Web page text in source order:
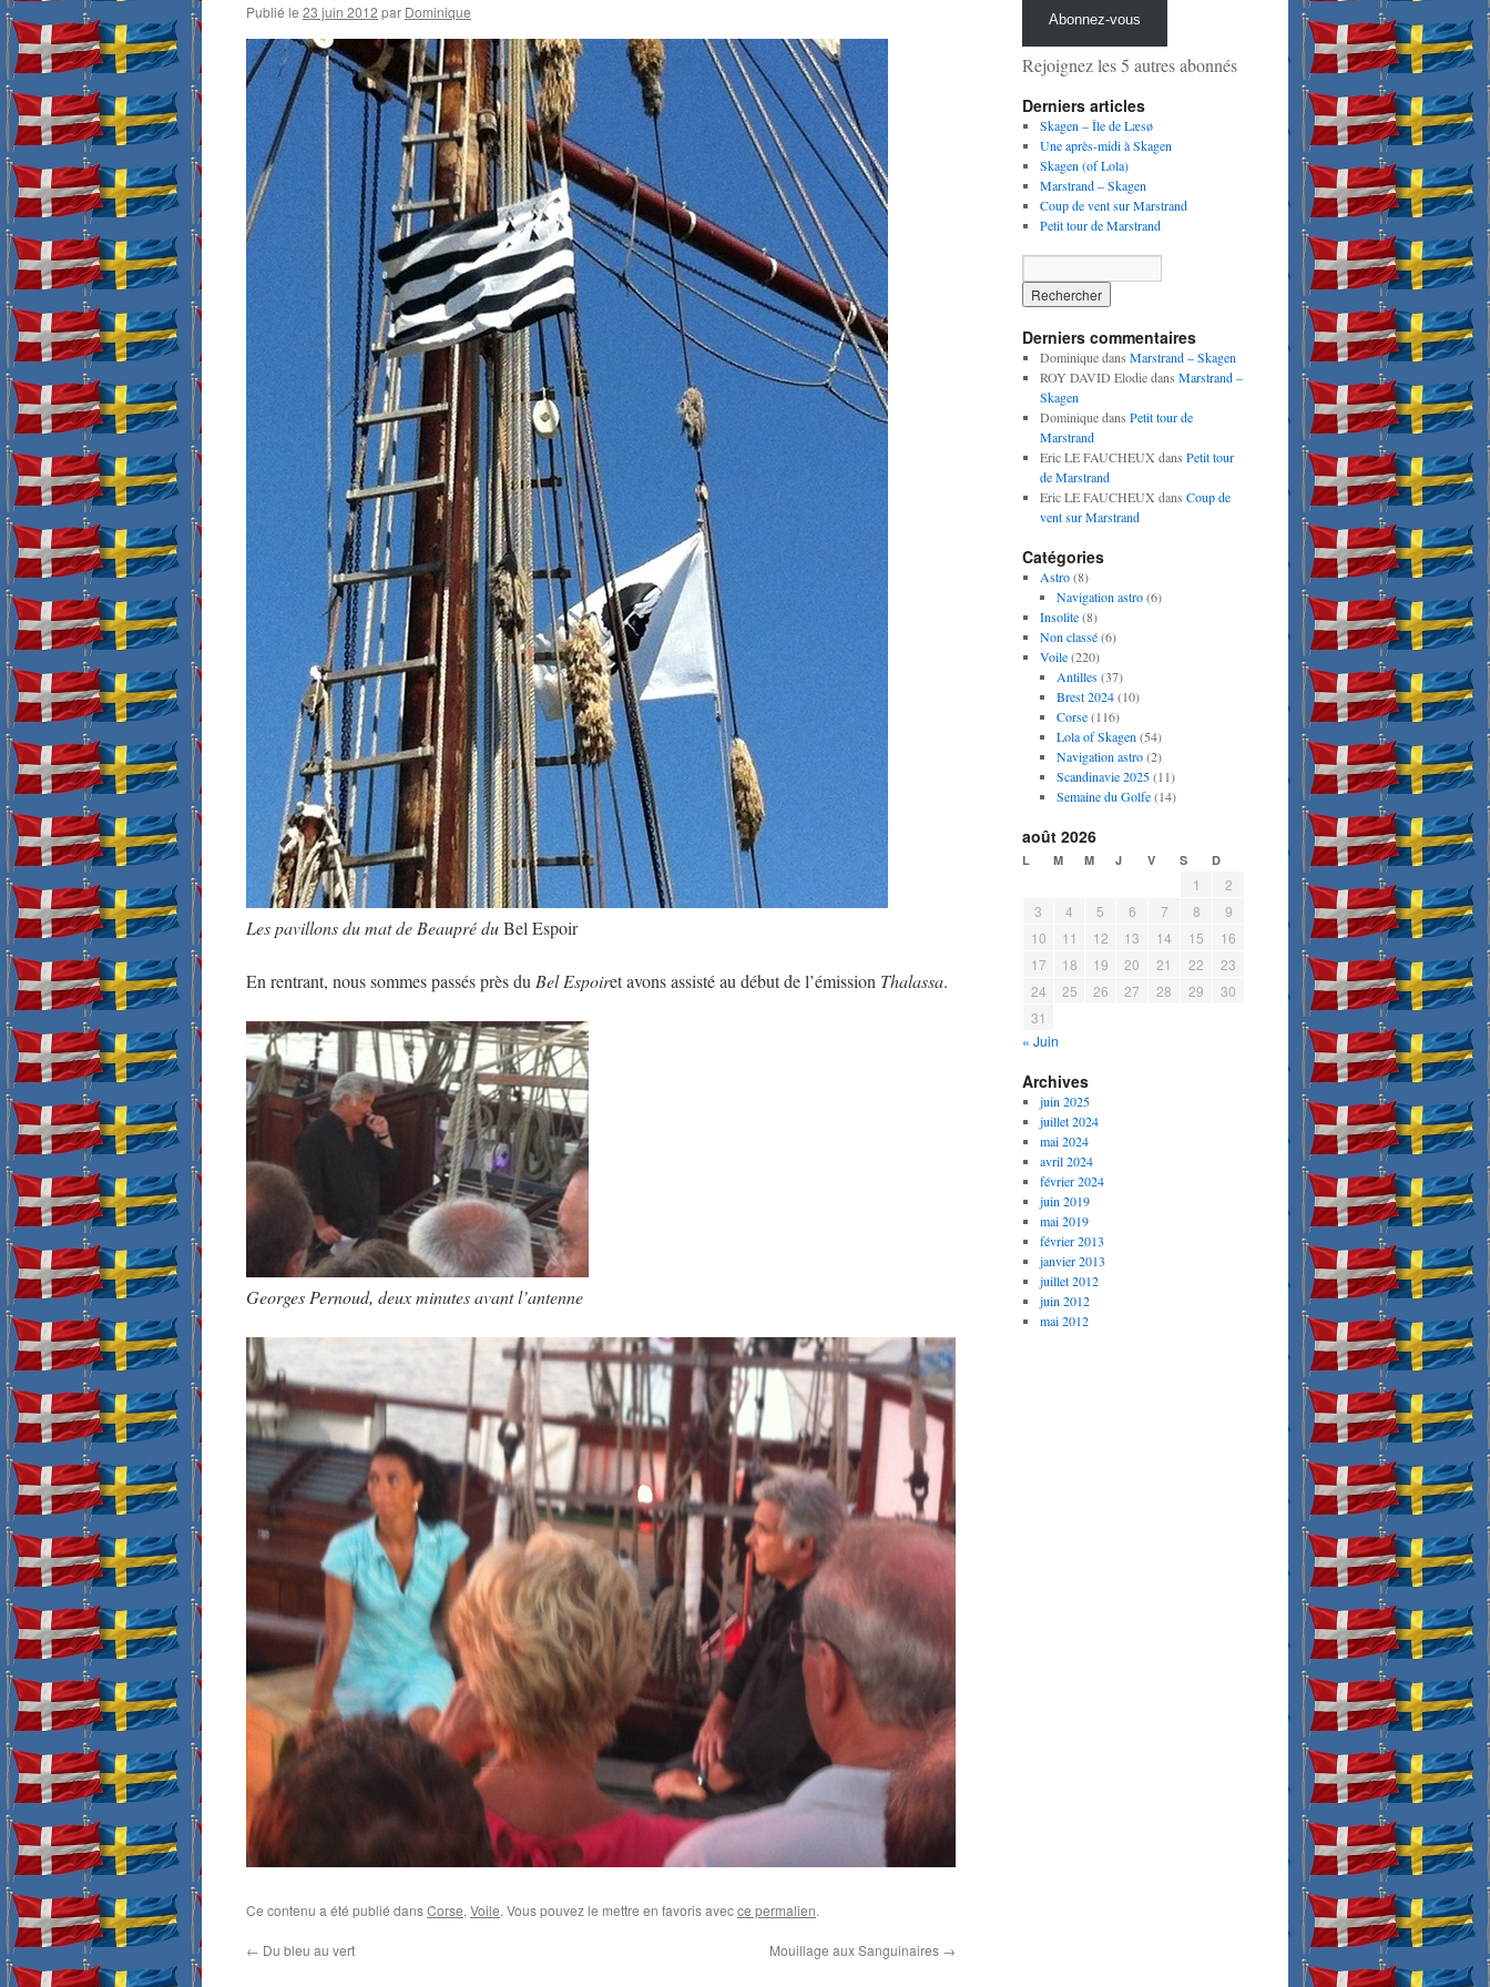
Publié le 23 juin 2012 par Dominique
Les pavillons du mat de Beaupré duBel Espoir
En rentrant, nous sommes passés près du Bel Espoiret avons assisté au début de l’émission Thalassa.
Georges Pernoud, deux minutes avant l’antenne
Ce contenu a été publié dansCorse, Voile. Vous pouvez le mettre en favoris avecce permalien.
← Du bleu au vert Mouillage aux Sanguinaires →
Abonnez-vous
Rejoignez les 5 autres abonnés
Derniers articles
Skagen – Île de Læsø
Une après-midi à Skagen
Skagen (of Lola)
Marstrand – Skagen
Coup de vent sur Marstrand
Petit tour de Marstrand
Derniers commentaires
Dominiquedans Marstrand – Skagen
ROY DAVID Elodiedans Marstrand –
Skagen
Dominiquedans Petit tour de
Marstrand
Eric LE FAUCHEUX dans Petit tour
de Marstrand
Eric LE FAUCHEUX dans Coup de
vent sur Marstrand
Catégories
Astro(8)
Navigation astro(6)
Insolite(8)
Non classé(6)
Voile(220)
Antilles(37)
Brest 2024(10)
Corse(116)
Lola of Skagen (54)
Navigation astro(2)
Scandinavie 2025(11)
Semaine du Golfe(14)
août 2026
L M M J V S D
1
2
3
4 5 6 7 8
9
10
11 12 13 14 15
16
17
18 19 20 21 22
23
24
25 26 27 28 29
30
31
« Juin
Archives
juin 2025
juillet 2024
mai 2024
avril 2024
février 2024
juin 2019
mai 2019
février 2013
janvier 2013
juillet 2012
juin 2012
mai 2012